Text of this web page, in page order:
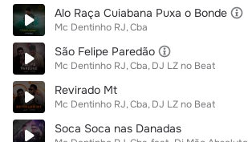
Alo Raça Cuiabana Puxa o Bonde
Mc Dentinho RJ Cba
São Felipe Paredão
Mc Dentinho RJ Cba DJ LZ no Beat
Revirado Mt
Mc Dentinho RJ Cba DJ LZ no Beat
Soca Soca nas Danadas